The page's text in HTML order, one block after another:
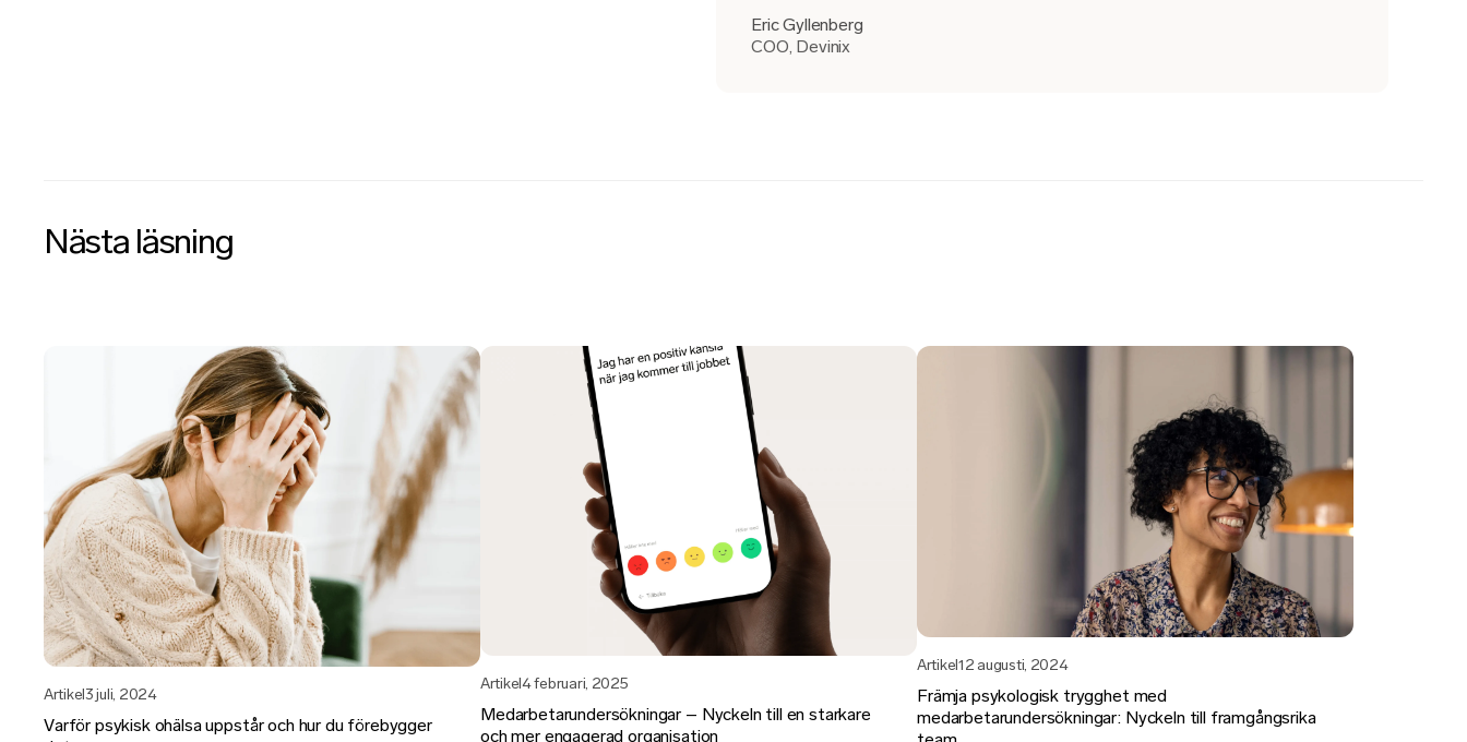
Eric Gyllenberg
COO, Devinix
Nästa läsning
Artikel3 juli, 2024
Varför psykisk ohälsa uppstår och hur du förebygger
Artikel4 februari, 2025
Medarbetarundersökningar – Nyckeln till en starkare
och mer engagerad organisation
Artikel12 augusti, 2024
Främja psykologisk trygghet med
medarbetarundersökningar: Nyckeln till framgångsrika